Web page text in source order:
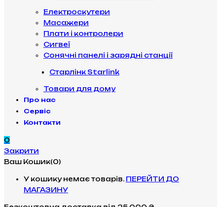
Електроскутери
Масажери
Плати і контролери
Сигвеї
Сонячні панелі і зарядні станції
Старлінк Starlink
Товари для дому
Про нас
Сервіс
Контакти
0
Закрити
Ваш Кошик(0)
У кошику немає товарів. ПЕРЕЙТИ ДО
МАГАЗИНУ